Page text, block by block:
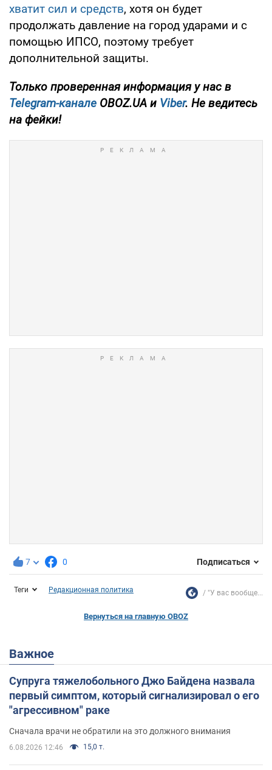
хватит сил и средств, хотя он будет
продолжать давление на город ударами и с
помощью ИПСО, поэтому требует
дополнительной защиты.
Только проверенная информация у нас в
Telegram-канале OBOZ.UA и Viber. Не ведитесь
на фейки!
7 0 Подписаться
Теги Редакционная политика "У вас вообще...
Вернуться на главную OBOZ
Важное
Супруга тяжелобольного Джо Байдена назвала
первый симптом, который сигнализировал о его
"агрессивном" раке
Сначала врачи не обратили на это должного внимания
6.08.2026 12:46 15,0 т.